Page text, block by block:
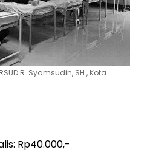
R. Syamsudin, SH., Kota
Rp40.000,-